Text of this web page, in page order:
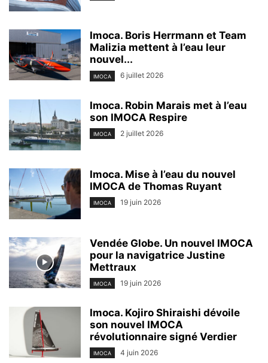
Imoca. Boris Herrmann et Team
Malizia mettent à l’eau leur
nouvel...
IMOCA 6 juillet 2026
Imoca. Robin Marais met à l’eau
son IMOCA Respire
IMOCA 2 juillet 2026
Imoca. Mise à l’eau du nouvel
IMOCA de Thomas Ruyant
IMOCA 19 juin 2026
Vendée Globe. Un nouvel IMOCA
pour la navigatrice Justine
Mettraux
IMOCA 19 juin 2026
Imoca. Kojiro Shiraishi dévoile
son nouvel IMOCA
révolutionnaire signé Verdier
IMOCA 4 juin 2026